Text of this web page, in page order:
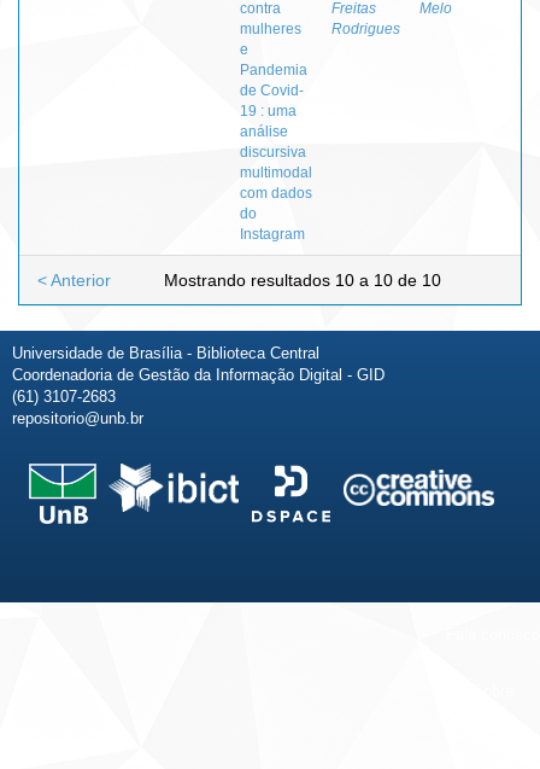
contra
mulheres
e
Pandemia
de Covid-
19 : uma
análise
discursiva
multimodal
com dados
do
Instagram
Freitas
Rodrigues
Melo
Mostrando resultados 10 a 10 de 10
< Anterior
Universidade de Brasília - Biblioteca Central
Coordenadoria de Gestão da Informação Digital - GID
(61) 3107-2683
repositorio@unb.br